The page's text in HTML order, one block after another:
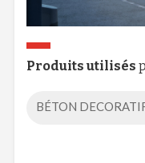
Produits utilisés
BÉTON